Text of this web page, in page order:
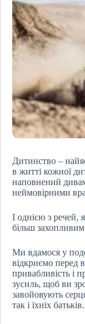
Дитинство –
в житті кожної
наповнений
неймовірними
І однією з речей,
більш
Ми вдамося у
відкриємо перед
привабливість і
зусиль, щоб ви
завойовують
так і їхніх батьків.